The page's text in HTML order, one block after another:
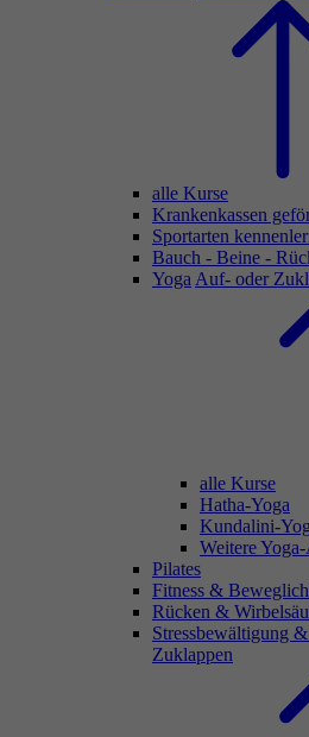
alle Kurse
Krankenkassen
Sportarten
Bauch - Beine -
Yoga Auf- oder
alle Kurse
Hatha-Yoga
Kundalini-
Weitere
Pilates
Fitness &
Rücken &
Stressbewältigung
Zuklappen